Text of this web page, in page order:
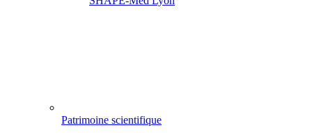
Patrimoine scientifique